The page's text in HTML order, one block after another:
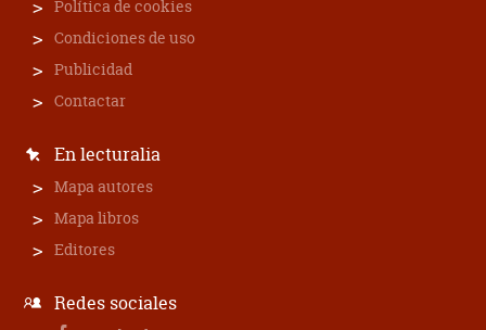
Política de cookies
Condiciones de uso
Publicidad
Contactar
En lecturalia
Mapa autores
Mapa libros
Editores
Redes sociales